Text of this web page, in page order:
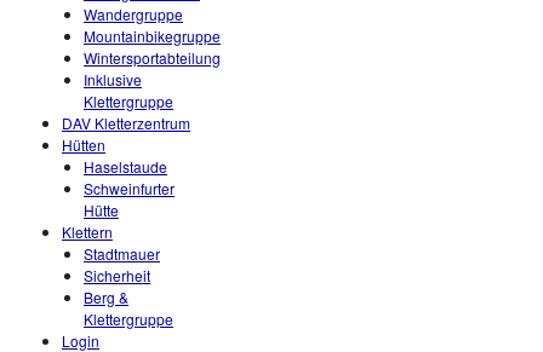
Wandergruppe
Mountainbikegruppe
Wintersportabteilung
Inklusive
Klettergruppe
DAV Kletterzentrum
Hütten
Haselstaude
Schweinfurter
Hütte
Klettern
Stadtmauer
Sicherheit
Berg &
Klettergruppe
Login